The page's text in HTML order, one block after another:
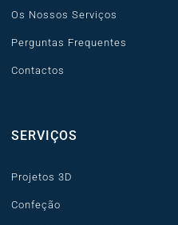
Os Nossos Serviços
Perguntas Frequentes
Contactos
SERVIÇOS
Projetos 3D
Confeção